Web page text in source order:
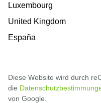
Luxembourg
United Kingdom
España
Diese Website wird durch
die
von Google.